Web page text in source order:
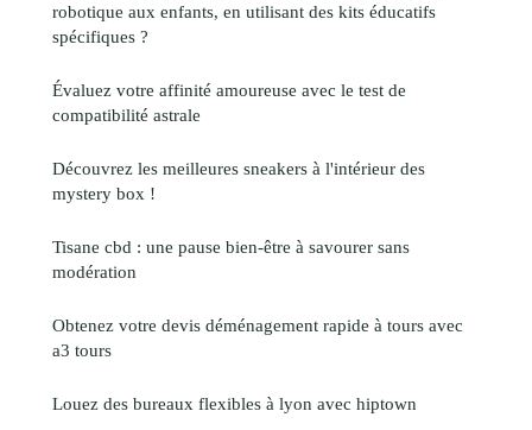
robotique aux enfants, en utilisant des kits éducatifs
spécifiques ?
Évaluez votre affinité amoureuse avec le test de
compatibilité astrale
Découvrez les meilleures sneakers à l'intérieur des
mystery box !
Tisane cbd : une pause bien-être à savourer sans
modération
Obtenez votre devis déménagement rapide à tours avec
a3 tours
Louez des bureaux flexibles à lyon avec hiptown